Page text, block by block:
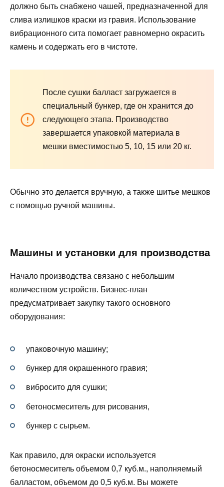
должно быть снабжено чашей, предназначенной для
слива излишков краски из гравия. Использование
вибрационного сита помогает равномерно окрасить
камень и содержать его в чистоте.
После сушки балласт загружается в
специальный бункер, где он хранится до
следующего этапа. Производство
завершается упаковкой материала в
мешки вместимостью 5, 10, 15 или 20 кг.
Обычно это делается вручную, а также шитье мешков
с помощью ручной машины.
Машины и установки для производства
Начало производства связано с небольшим
количеством устройств. Бизнес-план
предусматривает закупку такого основного
оборудования:
упаковочную машину;
бункер для окрашенного гравия;
вибросито для сушки;
бетоносмеситель для рисования,
бункер с сырьем.
Как правило, для окраски используется
бетоносмеситель объемом 0,7 куб.м., наполняемый
балластом, объемом до 0,5 куб.м. Вы можете